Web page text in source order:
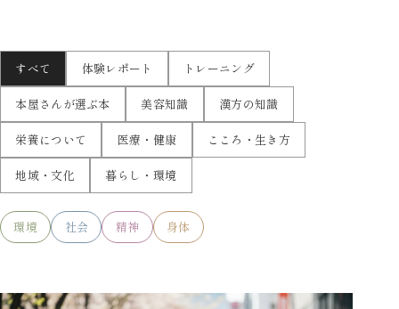
すべて 体験レポート トレーニング
本屋さんが選ぶ本 美容知識 漢方の知識
栄養について 医療・健康 こころ・生き方
地域・文化 暮らし・環境
環境 社会 精神 身体